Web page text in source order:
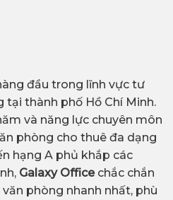
đầu trong lĩnh vực tư
tại thành phố Hồ Chí Minh.
và năng lực chuyên môn
phòng cho thuê đa dạng
hạng A phủ khắp các
Galaxy Office chắc chắn
phòng nhanh nhất, phù